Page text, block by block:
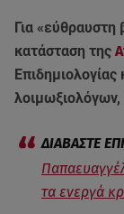
Για «εύθραυστη
κατάσταση της
λοιμωξιολόγων,
τα ενεργά